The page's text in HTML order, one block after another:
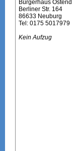
Bürgerhaus Ostend
Berliner Str. 164
86633 Neuburg
Tel: 0175 5017979
Kein Aufzug